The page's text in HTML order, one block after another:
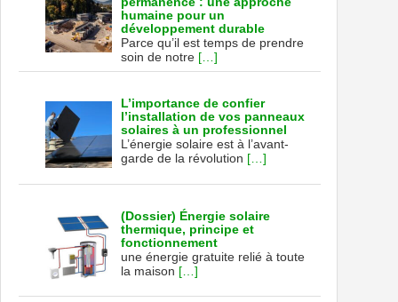
humaine pour un
développement durable
Parce qu’il est temps de prendre
soin de notre […]
L’importance de confier
l’installation de vos panneaux
solaires à un professionnel
L’énergie solaire est à l’avant-
garde de la révolution […]
(Dossier) Énergie solaire
thermique, principe et
fonctionnement
une énergie gratuite relié à toute
la maison […]